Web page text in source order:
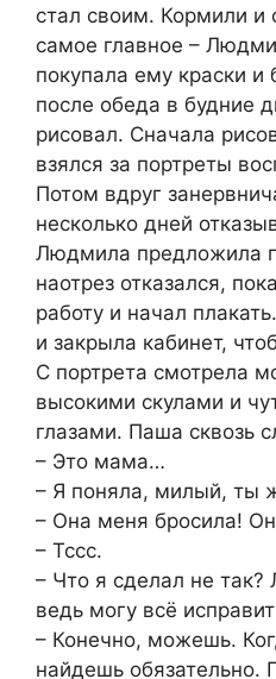
стал своим. Кормили
самое главное –
покупала ему краски и
после обеда в будние
рисовал. Сначала
взялся за портреты
Потом вдруг
несколько дней
Людмила предложила
наотрез отказался,
работу и начал
и закрыла кабинет,
С портрета смотрела
высокими скулами и
глазами. Паша сквозь
– Это мама…
– Я поняла, милый, ты
– Она меня бросила!
– Тссс.
– Что я сделал не
ведь могу всё
– Конечно, можешь.
найдешь обязательно.